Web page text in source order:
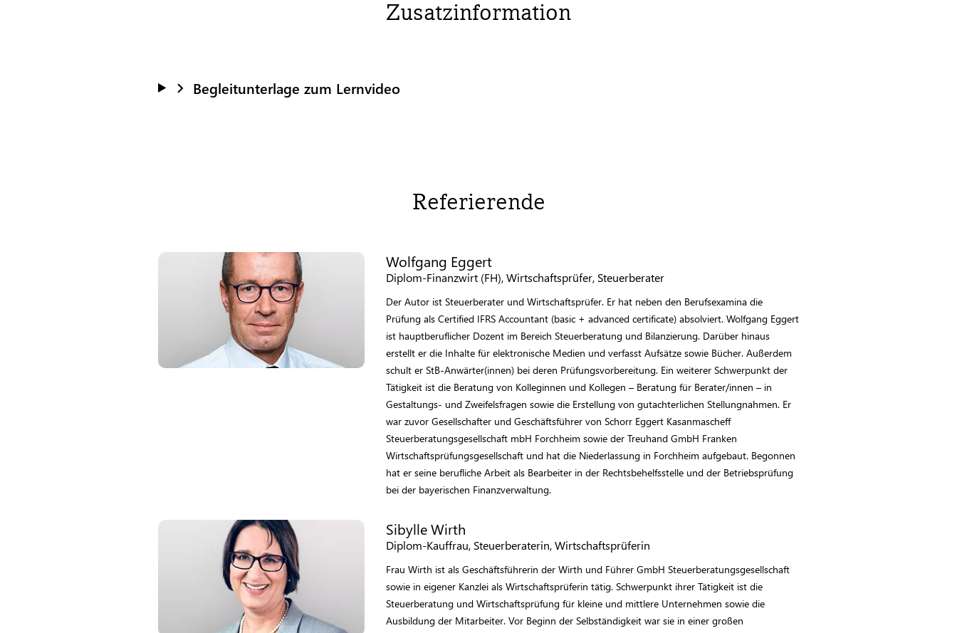
Zusatzinformation
Begleitunterlage zum Lernvideo
Referierende
Wolfgang Eggert
Diplom-Finanzwirt (FH), Wirtschaftsprüfer, Steuerberater
Der Autor ist Steuerberater und Wirtschaftsprüfer. Er hat neben den Berufsexamina die
Prüfung als Certified IFRS Accountant (basic + advanced certificate) absolviert. Wolfgang Eggert
ist hauptberuflicher Dozent im Bereich Steuerberatung und Bilanzierung. Darüber hinaus
erstellt er die Inhalte für elektronische Medien und verfasst Aufsätze sowie Bücher. Außerdem
schult er StB-Anwärter(innen) bei deren Prüfungsvorbereitung. Ein weiterer Schwerpunkt der
Tätigkeit ist die Beratung von Kolleginnen und Kollegen – Beratung für Berater/innen – in
Gestaltungs- und Zweifelsfragen sowie die Erstellung von gutachterlichen Stellungnahmen. Er
war zuvor Gesellschafter und Geschäftsführer von Schorr Eggert Kasanmascheff
Steuerberatungsgesellschaft mbH Forchheim sowie der Treuhand GmbH Franken
Wirtschaftsprüfungsgesellschaft und hat die Niederlassung in Forchheim aufgebaut. Begonnen
hat er seine berufliche Arbeit als Bearbeiter in der Rechtsbehelfsstelle und der Betriebsprüfung
bei der bayerischen Finanzverwaltung.
Sibylle Wirth
Diplom-Kauffrau, Steuerberaterin, Wirtschaftsprüferin
Frau Wirth ist als Geschäftsführerin der Wirth und Führer GmbH Steuerberatungsgesellschaft
sowie in eigener Kanzlei als Wirtschaftsprüferin tätig. Schwerpunkt ihrer Tätigkeit ist die
Steuerberatung und Wirtschaftsprüfung für kleine und mittlere Unternehmen sowie die
Ausbildung der Mitarbeiter. Vor Beginn der Selbständigkeit war sie in einer großen